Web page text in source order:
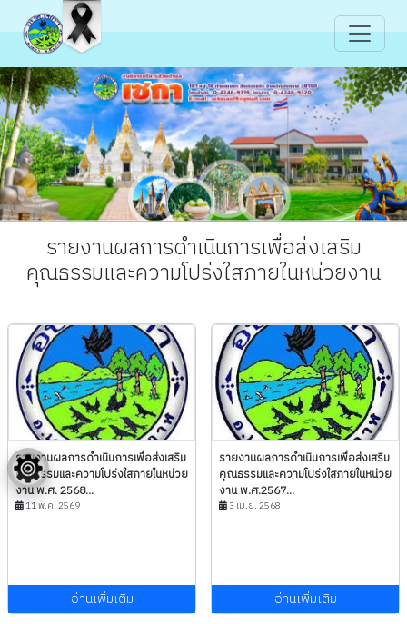
รายงานผลการดำเนินการเพื่อส่งเสริม
คุณธรรมและความโปร่งใสภายในหน่วยงาน
รายงานผลการดำเนินการเพื่อส่งเสริม
คุณธรรมและความโปร่งใสภายในหน่วย
งาน พ.ศ. 2568...
11 พ.ค. 2569
อ่านเพิ่มเติม
รายงานผลการดำเนินการเพื่อส่งเสริม
คุณธรรมและความโปร่งใสภายในหน่วย
งาน พ.ศ.2567...
3 เม.ย. 2568
อ่านเพิ่มเติม